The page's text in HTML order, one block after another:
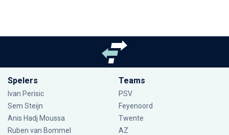
Spelers
Ivan Perisic
Sem Steijn
Anis Hadj Moussa
Ruben van Bommel
Teams
PSV
Feyenoord
Twente
AZ